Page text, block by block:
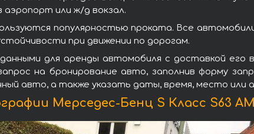
или ж/д вокзал.
популярностью проката. Все
при движении по дорогам.
для аренды автомобиля с доставкой
на бронирование авто, заполнив форму
авто, а также указать даты, время, место или
Мерседес-Бенц S Класс S63